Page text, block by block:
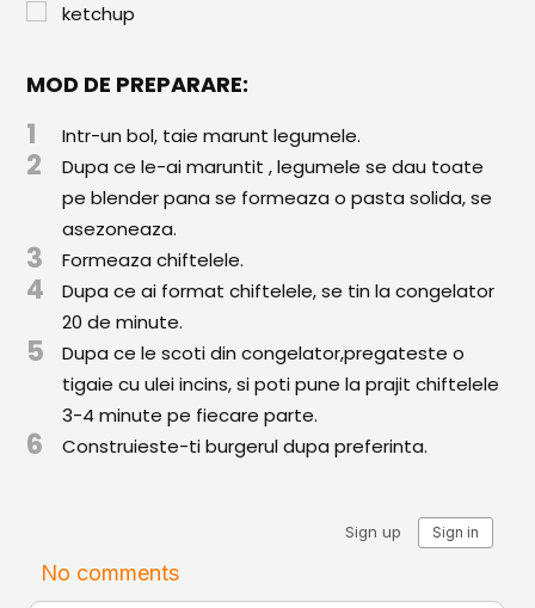
Rețete Video
Comunitatea
Librărie
Adaugă o rețetă
Cum adăugăm o rețetă
Regulament de postare
CONCURS
ketchup
MOD DE PREPARARE:
1 Intr-un bol, taie marunt legumele.
2
Dupa ce le-ai maruntit , legumele se dau toate
pe blender pana se formeaza o pasta solida, se
asezoneaza.
3 Formeaza chiftelele.
4
Dupa ce ai format chiftelele, se tin la congelator
20 de minute.
5
Dupa ce le scoti din congelator,pregateste o
tigaie cu ulei incins, si poti pune la prajit chiftelele
3-4 minute pe fiecare parte.
6 Construieste-ti burgerul dupa preferinta.